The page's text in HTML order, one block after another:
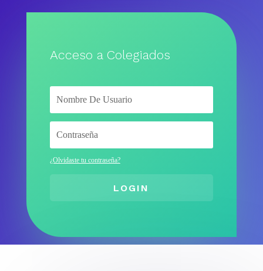
Acceso a Colegiados
¿Olvidaste tu contraseña?
LOGIN